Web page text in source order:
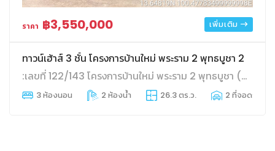
ราคา ฿3,550,000 เพิ่มเติม
ทาวน์เฮ้าส์ 3 ชั้น โครงการบ้านใหม่ พระราม 2 พุทธบูชา 2
:เลขที่ 122/143 โครงการบ้านใหม่ พระราม 2 พุทธบูชา (2) ซอยพุทธบูชา 36 ถนนพุทธบูชา
3 ห้องนอน 2 ห้องน้ำ 26.3 ตร.ว. 2 ที่จอดรถ